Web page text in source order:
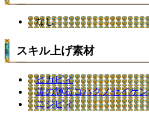
なし
スキル上げ素材
ヒカピィ
黄の輝石コハクノセイケン
ニジピィ